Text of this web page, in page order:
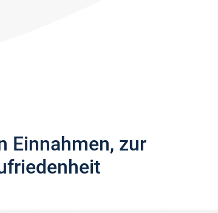
Einnahmen, zur